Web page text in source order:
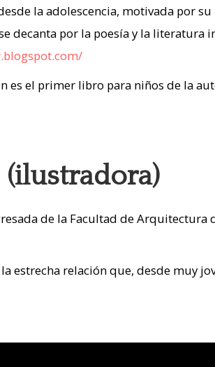
la adolescencia, motivada por
decanta por la poesía y la
es el primer libro para niños de la
(ilustradora)
de la Facultad de
estrecha relación que, desde muy